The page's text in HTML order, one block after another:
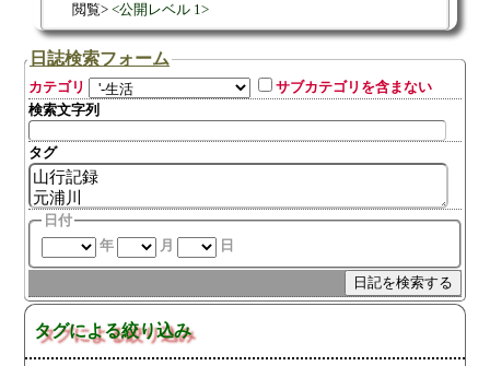
閲覧
公開レベル 1
日誌検索フォーム
カテゴリ
サブカテゴリを含まない
検索文字列
タグ
日付
年
月 日
タグによる絞り込み